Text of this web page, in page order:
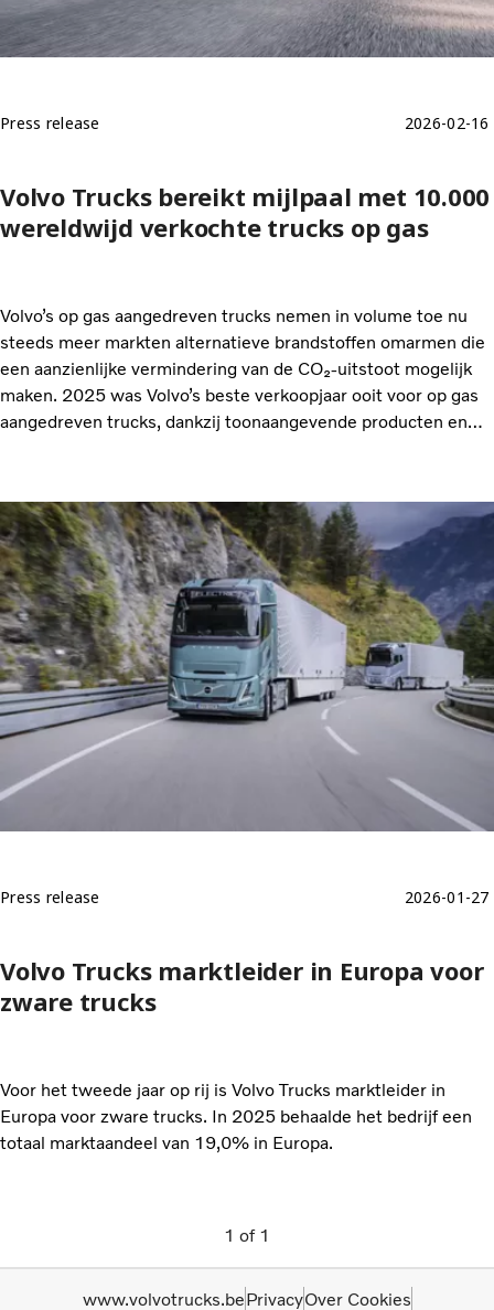
Press release 2026-02-16
Volvo Trucks bereikt mijlpaal met 10.000
wereldwijd verkochte trucks op gas
Volvo’s op gas aangedreven trucks nemen in volume toe nu
steeds meer markten alternatieve brandstoffen omarmen die
een aanzienlijke vermindering van de CO₂-uitstoot mogelijk
maken. 2025 was Volvo’s beste verkoopjaar ooit voor op gas
aangedreven trucks, dankzij toonaangevende producten en
Press release 2026-01-27
Volvo Trucks marktleider in Europa voor
zware trucks
Voor het tweede jaar op rij is Volvo Trucks marktleider in
Europa voor zware trucks. In 2025 behaalde het bedrijf een
totaal marktaandeel van 19,0% in Europa.
1 of 1
www.volvotrucks.bePrivacyOver Cookies